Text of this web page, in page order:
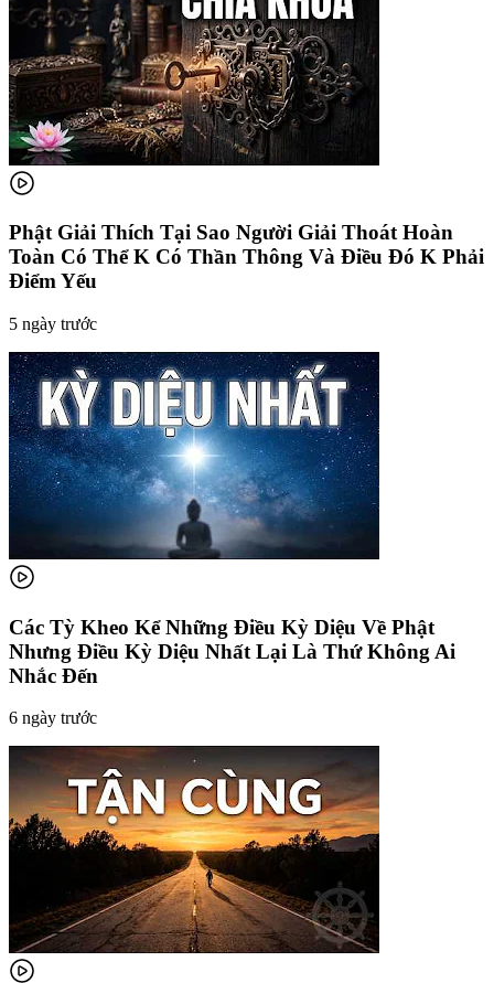
Phật Giải Thích Tại Sao Người Giải Thoát Hoàn
Toàn Có Thể K Có Thần Thông Và Điều Đó K Phải
Điểm Yếu
5 ngày trước
Các Tỳ Kheo Kể Những Điều Kỳ Diệu Về Phật
Nhưng Điều Kỳ Diệu Nhất Lại Là Thứ Không Ai
Nhắc Đến
6 ngày trước